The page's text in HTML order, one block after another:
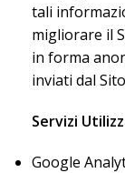
tali
migliorare il
in forma
inviati dal
Servizi
Google